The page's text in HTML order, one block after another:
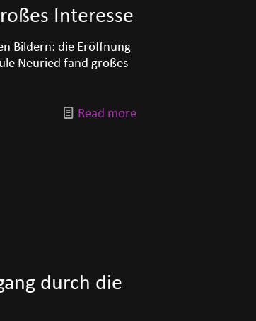
Interesse
Bildern: die Eröffnung
Neuried fand großes
Read more
durch die